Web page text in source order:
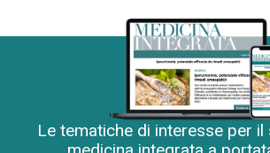
Le tematiche di interesse per il